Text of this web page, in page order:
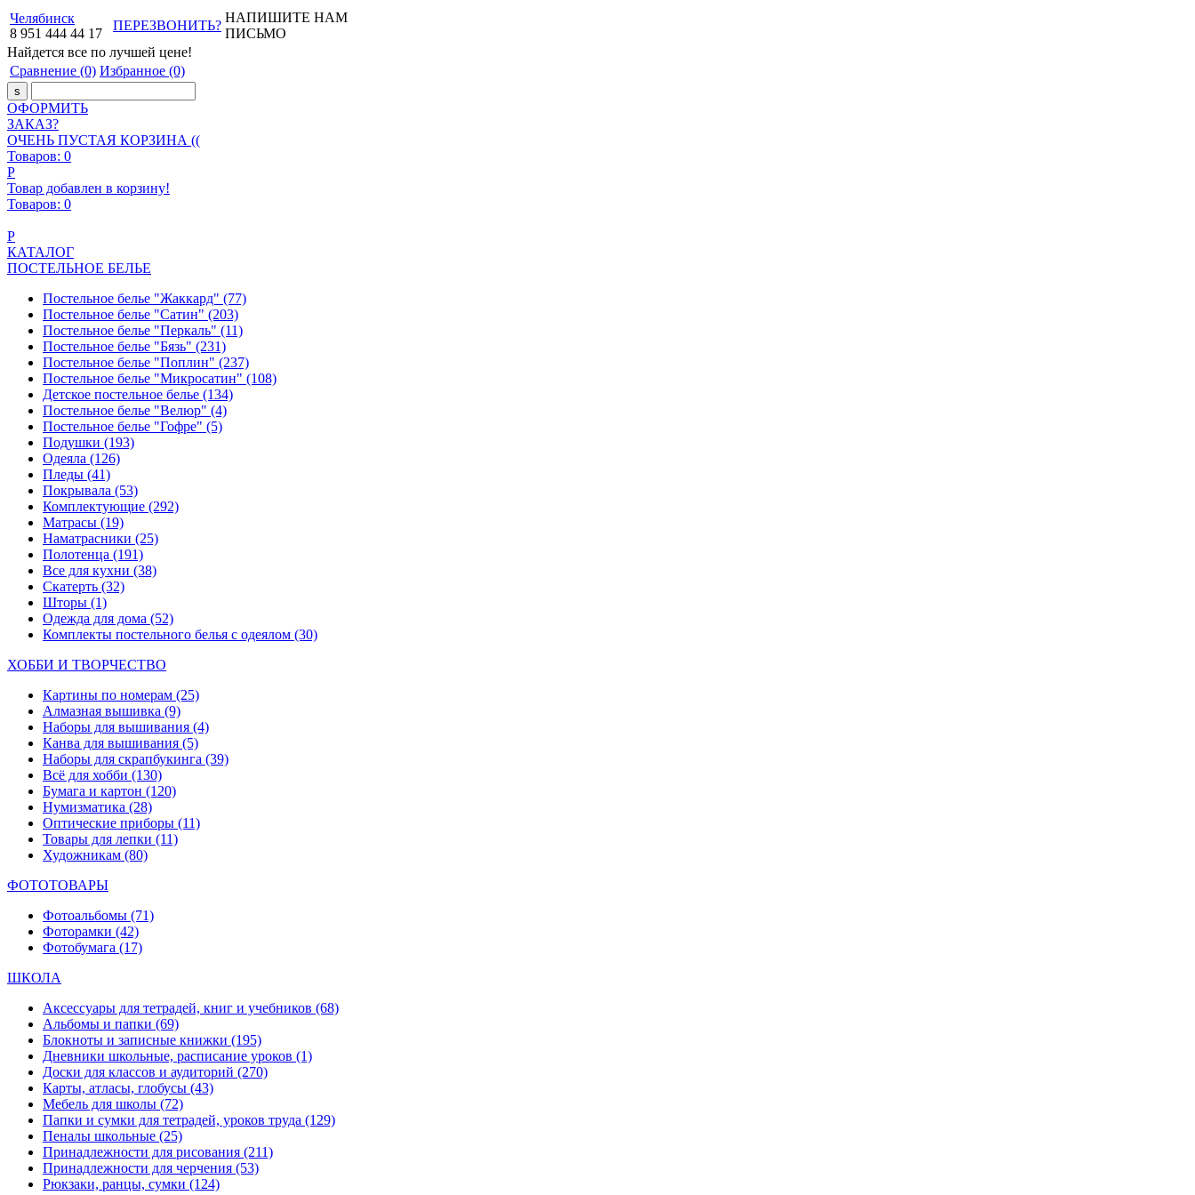
Челябинск
8 951 444 44 17
ПЕРЕЗВОНИТЬ?
НАПИШИТЕ НАМ
ПИСЬМО
Найдется все по лучшей цене!
Сравнение (0) Избранное (0)
ОФОРМИТЬ
ЗАКАЗ?
ОЧЕНЬ ПУСТАЯ КОРЗИНА ((
Товаров: 0
Р
Товар добавлен в корзину!
Товаров: 0
Р
КАТАЛОГ
ПОСТЕЛЬНОЕ БЕЛЬЕ
Постельное белье "Жаккард" (77)
Постельное белье "Сатин" (203)
Постельное белье "Перкаль" (11)
Постельное белье "Бязь" (231)
Постельное белье "Поплин" (237)
Постельное белье "Микросатин" (108)
Детское постельное белье (134)
Постельное белье "Велюр" (4)
Постельное белье "Гофре" (5)
Подушки (193)
Одеяла (126)
Пледы (41)
Покрывала (53)
Комплектующие (292)
Матрасы (19)
Наматрасники (25)
Полотенца (191)
Все для кухни (38)
Скатерть (32)
Шторы (1)
Одежда для дома (52)
Комплекты постельного белья с одеялом (30)
ХОББИ И ТВОРЧЕСТВО
Картины по номерам (25)
Алмазная вышивка (9)
Наборы для вышивания (4)
Канва для вышивания (5)
Наборы для скрапбукинга (39)
Всё для хобби (130)
Бумага и картон (120)
Нумизматика (28)
Оптические приборы (11)
Товары для лепки (11)
Художникам (80)
ФОТОТОВАРЫ
Фотоальбомы (71)
Фоторамки (42)
Фотобумага (17)
ШКОЛА
Аксессуары для тетрадей, книг и учебников (68)
Альбомы и папки (69)
Блокноты и записные книжки (195)
Дневники школьные, расписание уроков (1)
Доски для классов и аудиторий (270)
Карты, атласы, глобусы (43)
Мебель для школы (72)
Папки и сумки для тетрадей, уроков труда (129)
Пеналы школьные (25)
Принадлежности для рисования (211)
Принадлежности для черчения (53)
Рюкзаки, ранцы, сумки (124)